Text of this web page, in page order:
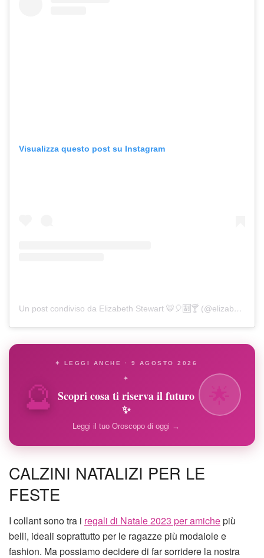
Visualizza questo post su Instagram
Un post condiviso da Elizabeth Stewart 🐯🎈🈹🍸 (@elizabethstewart1)
🔮
✦ LEGGI ANCHE · 9 AGOSTO 2026
✦
Scopri cosa ti riserva il futuro
✨
Leggi il tuo Oroscopo di oggi →
CALZINI NATALIZI PER LE
FESTE
I collant sono tra i regali di Natale 2023 per amichepiù
belli, ideali soprattutto per le ragazze più modaiole e
fashion. Ma possiamo decidere di far sorridere la nostra